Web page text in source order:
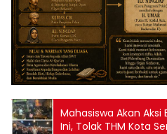
Mahasiswa Akan
Ini, Tolak THM Kota